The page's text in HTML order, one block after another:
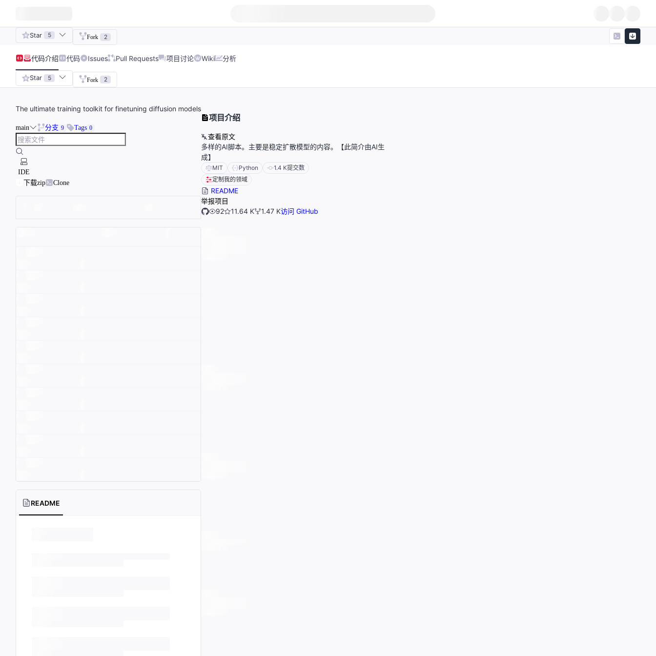
Star 5 Fork 2
代码介绍 代码 Issues Pull Requests 项目讨论 Wiki 分析
Star 5 Fork 2
The ultimate training toolkit for finetuning diffusion models
main 分支 9 Tags 0
IDE
下载zip
Clone
README
项目介绍
查看原文
多样的AI脚本。主要是稳定扩散模型的内容。【此简介由AI生
成】
MIT Python 1.4 K提交数
定制我的领域
README
举报项目
92
11.64 K 1.47 K访问 GitHub